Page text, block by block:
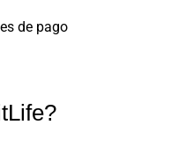
de pago